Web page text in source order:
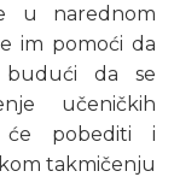
u narednom
im pomoći da
budući da se
učeničkih
će pobediti i
takmičenju